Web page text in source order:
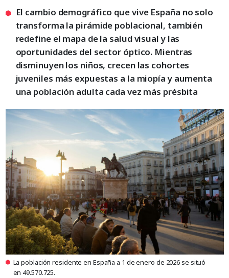
El cambio demográfico que vive España no solo
transforma la pirámide poblacional, también
redefine el mapa de la salud visual y las
oportunidades del sector óptico. Mientras
disminuyen los niños, crecen las cohortes
juveniles más expuestas a la miopía y aumenta
una población adulta cada vez más présbita
La población residente en España a 1 de enero de 2026 se situó
en 49.570.725.